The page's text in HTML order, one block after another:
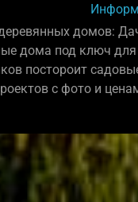
домов:
дома под ключ
постороит
с фото и